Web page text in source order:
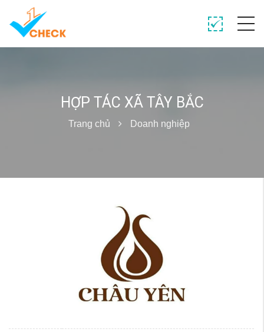
HỢP TÁC XÃ TÂY BẮC
Trang chủ Doanh nghiệp